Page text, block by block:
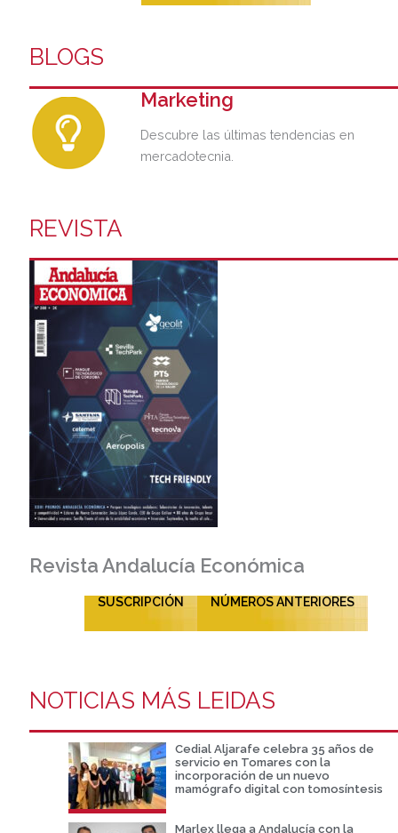
BLOGS
Marketing
Descubre las últimas tendencias en
mercadotecnia.
REVISTA
Revista Andalucía Económica
SUSCRIPCIÓN NÚMEROS ANTERIORES
NOTICIAS MÁS LEIDAS
Cedial Aljarafe celebra 35 años de
servicio en Tomares con la
incorporación de un nuevo
mamógrafo digital con tomosíntesis
Marlex llega a Andalucía con la